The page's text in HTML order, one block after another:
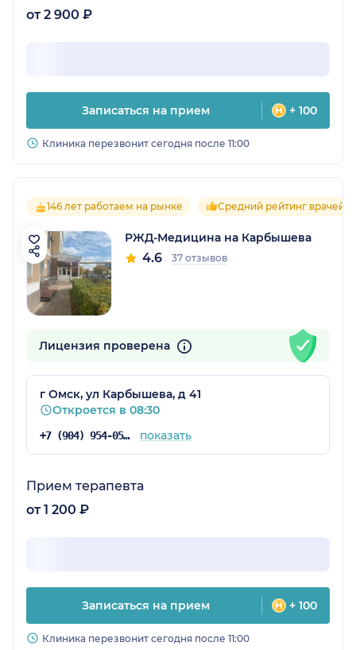
от 2 900 ₽
Записаться на прием + 100
Клиника перезвонит сегодня после 11:00
146 лет работаем на рынке Средний рейтинг врачей
РЖД-Медицина на Карбышева
4.6 37 отзывов
Лицензия проверена
г Омск, ул Карбышева, д 41
Откроется в 08:30
+7 (904) 954-05-76 показать
Прием терапевта
от 1 200 ₽
Записаться на прием + 100
Клиника перезвонит сегодня после 11:00